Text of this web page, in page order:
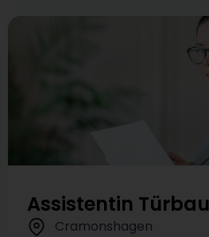
Assistentin Türbau
Cramonshagen